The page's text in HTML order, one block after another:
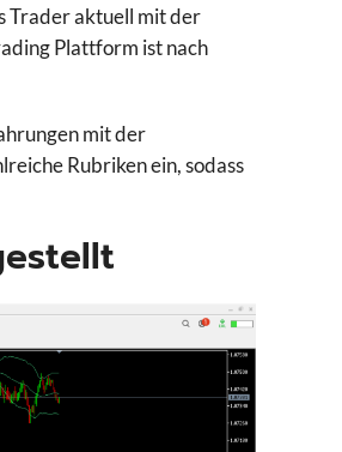
Trader aktuell mit der
Plattform ist nach
mit der
Rubriken ein, sodass